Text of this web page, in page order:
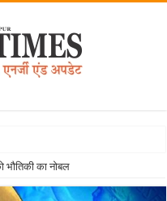
हु
भौतिकी का नोबल